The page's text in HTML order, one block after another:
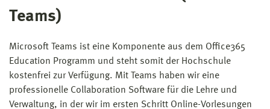
Teams)
Microsoft Teams ist eine Komponente aus dem Office365
Education Programm und steht somit der Hochschule
kostenfrei zur Verfügung. Mit Teams haben wir eine
professionelle Collaboration Software für die Lehre und
Verwaltung, in der wir im ersten Schritt Online-Vorlesungen